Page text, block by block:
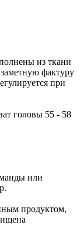
из ткани
фактуру
при
головы 55 - 58
или
продуктом,